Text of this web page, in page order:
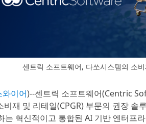
센트릭 소프트웨어, 다쏘시스템의 소
와이어)--센트릭 소프트웨어(Centric
재 및 리테일(CPGR) 부문의 권장
는 혁신적이고 통합된 AI 기반 엔터프